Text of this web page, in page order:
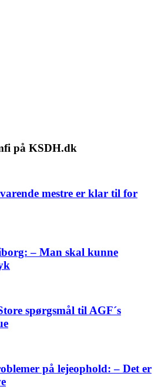
på KSDH.dk
mestre er klar til for
– Man skal kunne
spørgsmål til AGF´s
på lejeophold: – Det er